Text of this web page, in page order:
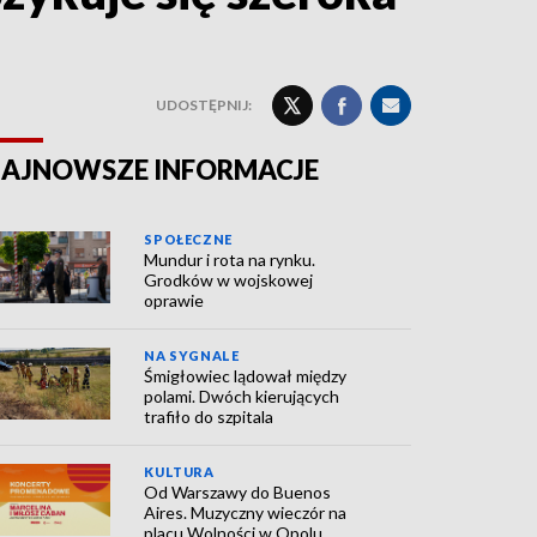
UDOSTĘPNIJ:
INFORMACJE
SPOŁECZNE
Mundur i rota na rynku.
Grodków w wojskowej
oprawie
NA SYGNALE
Śmigłowiec lądował między
polami. Dwóch kierujących
trafiło do szpitala
KULTURA
Od Warszawy do Buenos
Aires. Muzyczny wieczór na
placu Wolności w Opolu